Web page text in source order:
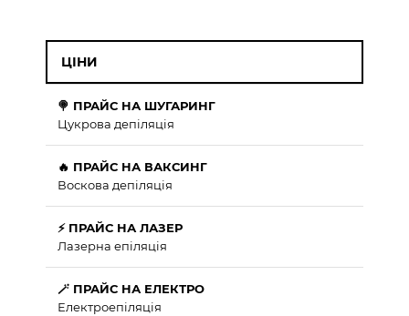
ЦІНИ
🍭 ПРАЙС НА ШУГАРИНГ
Цукрова депіляція
🔥 ПРАЙС НА ВАКСИНГ
Воскова депіляція
⚡ ПРАЙС НА ЛАЗЕР
Лазерна епіляція
🪄 ПРАЙС НА ЕЛЕКТРО
Електроепіляція